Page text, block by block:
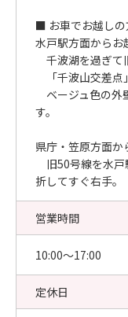
■ お車でお越しの
水戸駅方面からお
千波湖を過ぎて
「千波山交差点
ベージュ色の外
す。
県庁・笠原方面か
旧50号線を水戸
折してすぐ右手。
営業時間
10:00〜17:00
定休日